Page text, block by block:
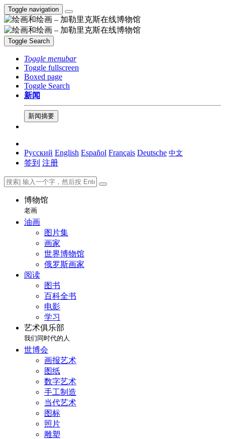
Toggle navigation
Toggle Search
Toggle menubar
Toggle fullscreen
Boxed page
Toggle Search
新闻
新闻摘要
Русский English Español Français Deutsche 中文
签到 注册
博物馆
老画
油画
图片集
画家
世界博物馆
俄罗斯画家
阅读
图书
百科全书
电影
学习
艺术俱乐部
我们同时代的人
世博会
画报艺术
图纸
数字艺术
手工制造
当代艺术
图标
照片
雕塑